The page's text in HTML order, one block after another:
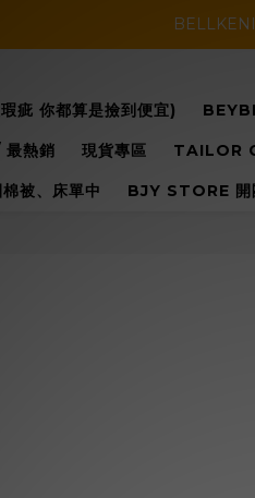
暑假活動登場!! SBG
暑假活動登場!! SBG
疵 你都算是撿到便宜)
熱銷 現貨專區 TAILOR
被、床單中 BJY STORE 開